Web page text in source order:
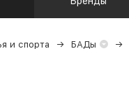
и спорта БАДы